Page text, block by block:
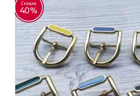
Скидка
40%